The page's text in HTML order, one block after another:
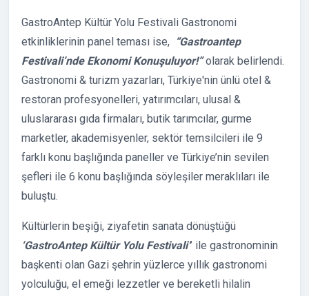
GastroAntep Kültür Yolu Festivali Gastronomi
etkinliklerinin panel teması ise, “Gastroantep
Festivali’nde Ekonomi Konuşuluyor!”olarak belirlendi.
Gastronomi & turizm yazarları, Türkiye'nin ünlü otel &
restoran profesyonelleri, yatırımcıları, ulusal &
uluslararası gıda firmaları, butik tarımcılar, gurme
marketler, akademisyenler, sektör temsilcileri ile 9
farklı konu başlığında paneller ve Türkiye’nin sevilen
şefleri ile 6 konu başlığında söyleşiler meraklıları ile
buluştu.
Kültürlerin beşiği, ziyafetin sanata dönüştüğü
‘GastroAntep Kültür Yolu Festivali’’ ile gastronominin
başkenti olan Gazi şehrin yüzlerce yıllık gastronomi
yolculuğu, el emeği lezzetler ve bereketli hilalin